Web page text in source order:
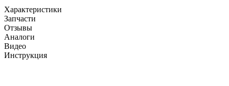
Характеристики
Запчасти
Отзывы
Аналоги
Видео
Инструкция